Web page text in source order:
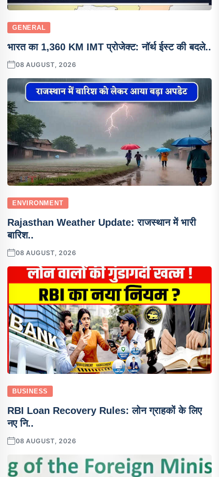
GENERAL
भारत का 1,360 KM IMT प्रोजेक्ट: नॉर्थ ईस्ट की बदले..
08 AUGUST, 2026
ENVIRONMENT
Rajasthan Weather Update: राजस्थान में भारी
बारिश..
08 AUGUST, 2026
BUSINESS
RBI Loan Recovery Rules: लोन ग्राहकों के लिए
नए नि..
08 AUGUST, 2026